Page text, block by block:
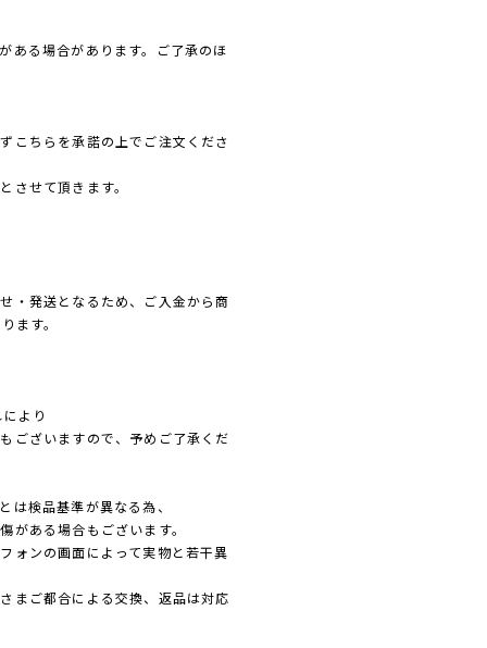
ある場合があります。ご了承のほ
こちらを承諾の上でご注文くださ
させて頂きます。
・発送となるため、ご入金から商
ます。
より
ございますので、予めご了承くだ
は検品基準が異なる為、
がある場合もございます。
ォンの画面によって実物と若干異
まご都合による交換、返品は対応